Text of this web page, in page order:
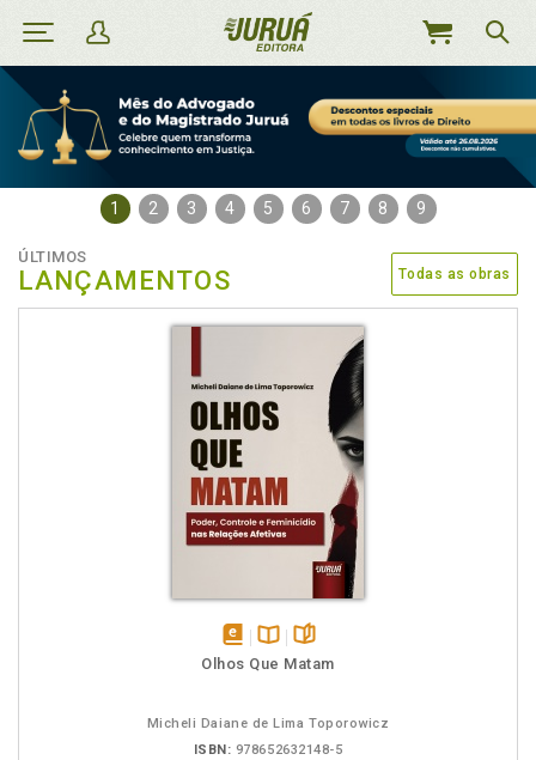
MEU
1 2 3 4 5 6 7 8 9
ÚLTIMOS
LANÇAMENTOS Todas as obras
disponívelDisponível
páginas
Olhos Que Matam
Micheli Daiane de Lima Toporowicz
ISBN: 978652632148-5